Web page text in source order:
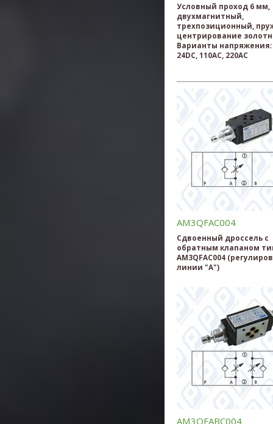
Условный проход 6 мм,
двухмагнитный,
трехпозиционный,
центрирование
Варианты напряжения:
24DC, 110AC, 220AC
AM3QFAC004
Сдвоенный дроссель с
обратным клапаном
AM3QFAC004
линии "А")
AM3QFABC004